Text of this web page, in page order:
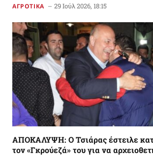
ΑΓΡΟΤΙΚΑ 29 Ιούλ 2026, 18:15
ΑΠΟΚΑΛΥΨΗ: Ο Τσιάρας έστειλε
τον «Γκρούεζά» του για να